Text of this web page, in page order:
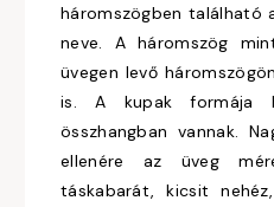
háromszögben található
neve. A háromszög
üvegen levő
is. A kupak formája
összhangban vannak.
ellenére az üveg
táskabarát, kicsit